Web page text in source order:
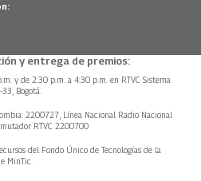
y entrega de premios:
y de 2:30 p.m. a 4:30 p.m. en RTVC Sistema
Bogotá.
2200727, Línea Nacional Radio Nacional
RTVC 2200700
del Fondo Único de Tecnologías de la
MinTic.